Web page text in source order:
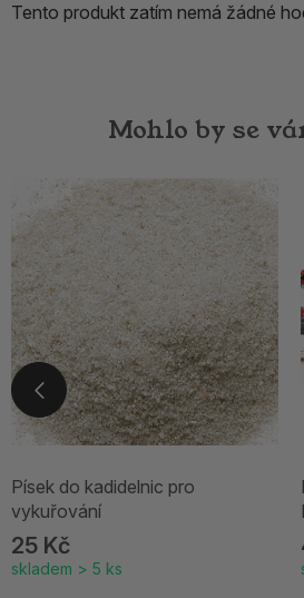
Tento produkt zatím nemá žádné
Mohlo by se
Písek do kadidelnic pro
vykuřování
25 Kč
skladem > 5 ks